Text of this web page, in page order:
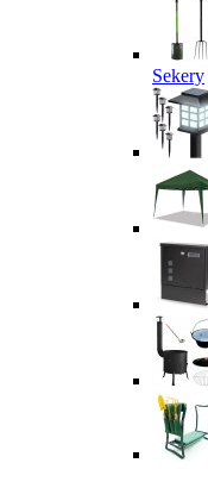
Sekery